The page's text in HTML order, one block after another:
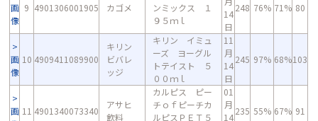
画
像
9 4901306001905 カゴメ
ンミックス １
９５ｍｌ
14
日
248 76% 71% 80
画
像
10 4909411089900
キリン
ビバレ
ッジ
キリン イミュ
ーズ ヨーグル
トテイスト ５
００ｍｌ
11
月
14
日
245 97% 68%103
画 11 4901340073340
アサヒ
飲料
カルピス ピー
チｏｆピーチカ
ルピスＰＥＴ５
01
月
14
235 55% 67% 91